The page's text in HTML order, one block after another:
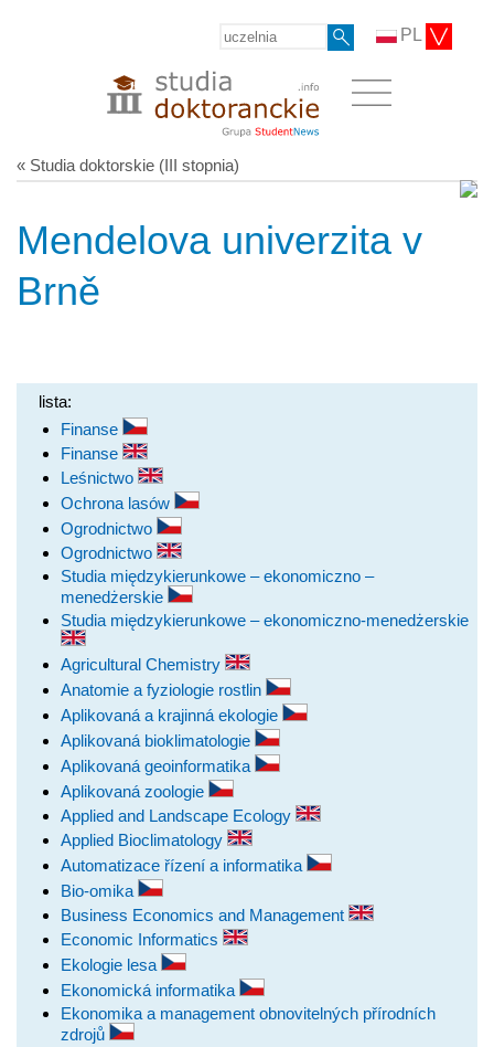
PL
« Studia doktorskie (III stopnia)
Mendelova univerzita v
Brně
lista:
Finanse
Finanse
Leśnictwo
Ochrona lasów
Ogrodnictwo
Ogrodnictwo
Studia międzykierunkowe – ekonomiczno –
menedżerskie
Studia międzykierunkowe – ekonomiczno-menedżerskie
Agricultural Chemistry
Anatomie a fyziologie rostlin
Aplikovaná a krajinná ekologie
Aplikovaná bioklimatologie
Aplikovaná geoinformatika
Aplikovaná zoologie
Applied and Landscape Ecology
Applied Bioclimatology
Automatizace řízení a informatika
Bio-omika
Business Economics and Management
Economic Informatics
Ekologie lesa
Ekonomická informatika
Ekonomika a management obnovitelných přírodních
zdrojů